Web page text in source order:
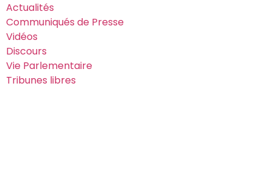
Actualités
Communiqués de Presse
Vidéos
Discours
Vie Parlementaire
Tribunes libres